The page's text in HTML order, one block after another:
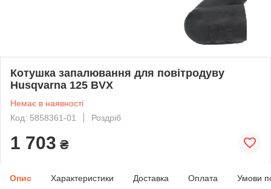
Котушка запалювання для повітродуву
Husqvarna 125 BVX
Немає в наявності
Код: 5858361-01
Роздріб
1 703 ₴
Опис Характеристики Доставка Оплата Умови